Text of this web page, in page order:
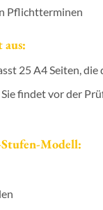
Pflichtterminen
aus:
25 A4 Seiten,
findet vor der
Modell: